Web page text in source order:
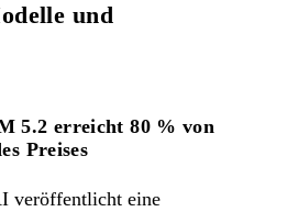
und
5.2 erreicht 80 % von
Preises
veröffentlicht eine